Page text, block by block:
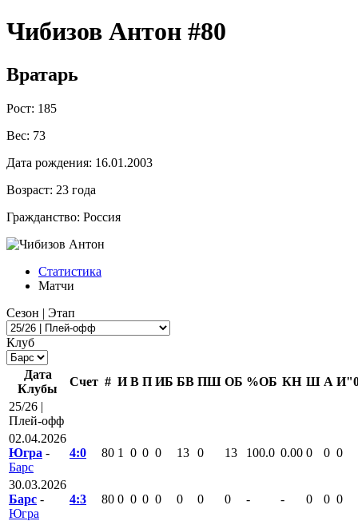
Чибизов Антон #80
Вратарь
Рост: 185
Вес: 73
Дата рождения: 16.01.2003
Возраст: 23 года
Гражданство: Россия
Статистика
Матчи
Сезон | Этап
Клуб
Дата
Клубы
Счет # И В П ИБ БВ ПШ ОБ %ОБ КН Ш А
25/26 |
Плей-офф
02.04.2026
Югра -
Барс
4:0 80 1 0 0 0 13 0 13 100.0 0.00 0 0 0
30.03.2026
Барс -
Югра
4:3 80 0 0 0 0 0 0 0 - - 0 0 0